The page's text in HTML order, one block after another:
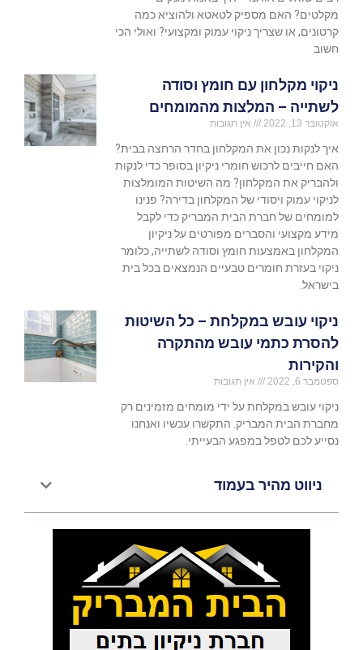
ניווט מהיר בעמוד
מקלטים? האם מספיק לטאטא ולהוציא כמה
קרטונים, או שצריך ניקוי עמוק ומקצועי? ואולי הכי
חשוב
ניקוי מקלחון עם חומץ וסודה
לשתייה – המלצות מהמומחים
אוקטובר 13, 2022 אין תגובות
איך לנקות נכון את המקלחון בחדר הרחצה בבית?
האם חייבים לרכוש חומרי ניקיון בסופר כדי לנקות
ולהבריק את המקלחון? מה השיטות המומלצות
לניקוי עמוק ויסודי של המקלחון בדירה? פנינו
למומחים של חברת הבית המבריק כדי לקבל
מידע מקצועי והסברים מפורטים על ניקיון
המקלחון באמצעות חומץ וסודה לשתייה, כלומר
ניקוי בעזרת חומרים טבעיים הנמצאים בכל בית
בישראל.
ניקוי עובש במקלחת – כל השיטות
להסרת כתמי עובש מהתקרה
והקירות
ספטמבר 6, 2022 אין תגובות
ניקוי עובש במקלחת על ידי מומחים מזמינים רק
מחברת הבית המבריק. התקשרו עכשיו ואנחנו
נסייע לכם לטפל במפגע הבעייתי.